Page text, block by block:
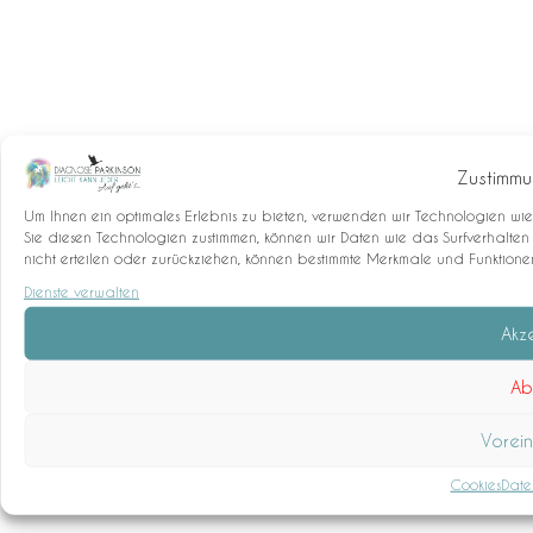
Um Ihnen ein optimales Erlebnis zu bieten, verwenden wir Technologien
Sie diesen Technologien zustimmen, können wir Daten wie das
nicht erteilen oder zurückziehen, können bestimmte Merkmale und
Dienste verwalten
Cookies